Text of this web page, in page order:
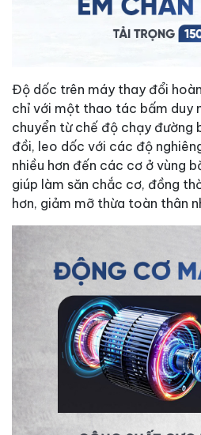
Độ dốc trên máy thay đổi
chỉ với một thao tác bấm duy
chuyển từ chế độ chạy đường
đồi, leo dốc với các độ
nhiều hơn đến các cơ ở vùng
giúp làm săn chắc cơ, đồng
hơn, giảm mỡ thừa toàn thân